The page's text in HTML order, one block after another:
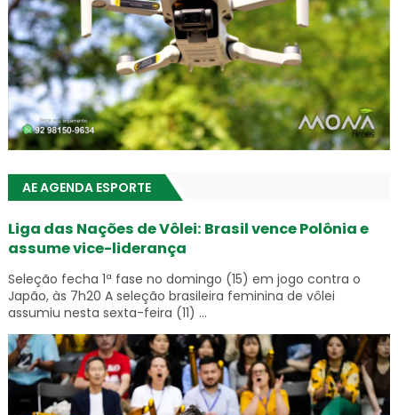
AE AGENDA ESPORTE
Liga das Nações de Vôlei: Brasil vence Polônia e
assume vice-liderança
Seleção fecha 1ª fase no domingo (15) em jogo contra o
Japão, às 7h20 A seleção brasileira feminina de vôlei
assumiu nesta sexta-feira (11) ...